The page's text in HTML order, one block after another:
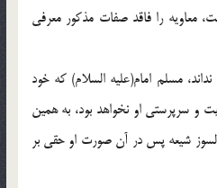
معاويه را فاقد صفات مذكور معرفى
نداند، مسلم امام(علیه السلام) كه خود
و سرپرستى او نخواهد بود، به همين
دلسوز شيعه پس در آن صورت او حقى بر